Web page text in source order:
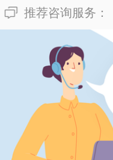
推荐咨询服务：